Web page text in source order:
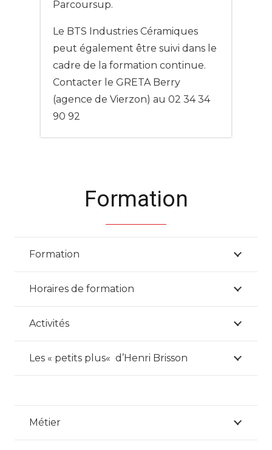
Parcoursup.
Le BTS Industries Céramiques
peut également être suivi dans le
cadre de la formation continue.
Contacter le GRETA Berry
(agence de Vierzon) au 02 34 34
90 92
Formation
Formation
Horaires de formation
Activités
Les « petits plus« d’Henri Brisson
Métier